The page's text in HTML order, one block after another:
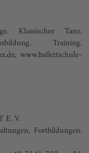
Klassischer Tanz.
Training.
, www.ballettschule-
E. V.
Fortbildungen.